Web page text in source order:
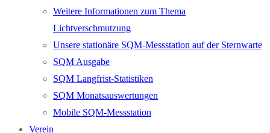
Weitere Informationen zum Thema
Lichtverschmutzung
Unsere stationäre SQM-Messstation auf der Sternwarte
SQM Ausgabe
SQM Langfrist-Statistiken
SQM Monatsauswertungen
Mobile SQM-Messstation
Verein